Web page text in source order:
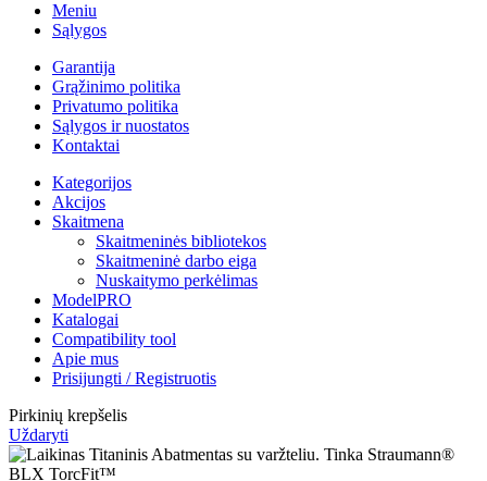
Meniu
Sąlygos
Garantija
Grąžinimo politika
Privatumo politika
Sąlygos ir nuostatos
Kontaktai
Kategorijos
Akcijos
Skaitmena
Skaitmeninės bibliotekos
Skaitmeninė darbo eiga
Nuskaitymo perkėlimas
ModelPRO
Katalogai
Compatibility tool
Apie mus
Prisijungti / Registruotis
Pirkinių krepšelis
Uždaryti